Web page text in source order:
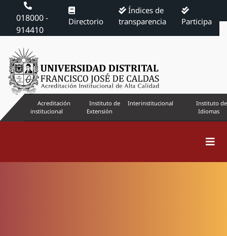
018000 -
914410
Directorio
Índices de
transparencia
Participa
Acreditación
institucional
Instituto de
Extensión
Interinstitucional
Instituto de
Idiomas